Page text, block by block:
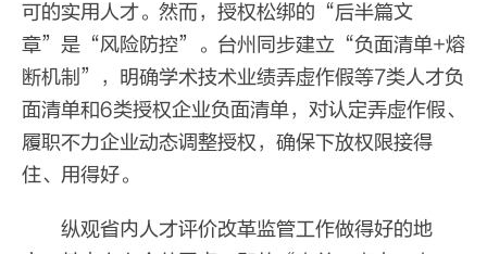
可的实用人才。然而，授权松绑的“后半篇文
章”是“风险防控”。台州同步建立“负面清单+熔
断机制”，明确学术技术业绩弄虚作假等7类人才负
面清单和6类授权企业负面清单，对认定弄虚作假、
履职不力企业动态调整授权，确保下放权限接得
住、用得好。
纵观省内人才评价改革监管工作做得好的地